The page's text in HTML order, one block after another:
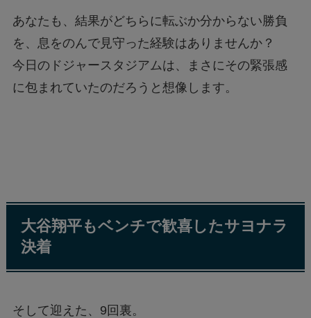
あなたも、結果がどちらに転ぶか分からない勝負
を、息をのんで見守った経験はありませんか？
今日のドジャースタジアムは、まさにその緊張感
に包まれていたのだろうと想像します。
大谷翔平もベンチで歓喜したサヨナラ
決着
そして迎えた、9回裏。